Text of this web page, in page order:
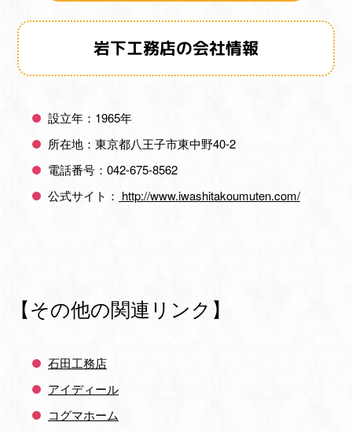
岩下工務店の会社情報
設立年：1965年
所在地：東京都八王子市東中野40-2
電話番号：042-675-8562
公式サイト： http://www.iwashitakoumuten.com/
【その他の関連リンク】
石田工務店
アイディール
コグマホーム